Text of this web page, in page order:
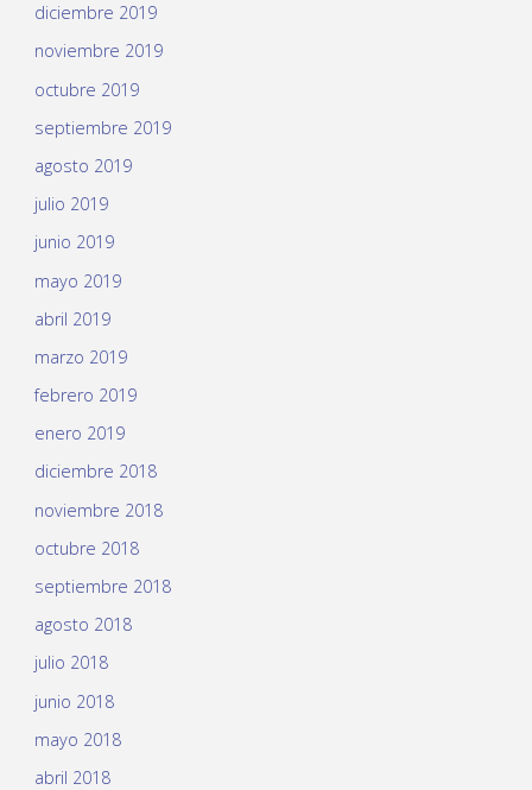
diciembre 2019
noviembre 2019
octubre 2019
septiembre 2019
agosto 2019
julio 2019
junio 2019
mayo 2019
abril 2019
marzo 2019
febrero 2019
enero 2019
diciembre 2018
noviembre 2018
octubre 2018
septiembre 2018
agosto 2018
julio 2018
junio 2018
mayo 2018
abril 2018